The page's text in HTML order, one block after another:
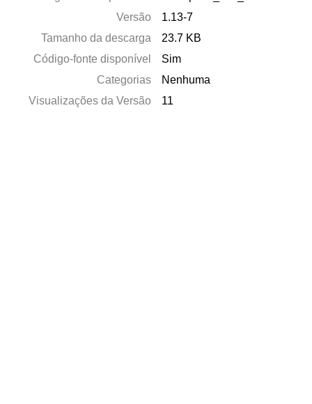
Versão
1.13-7
Tamanho da descarga
23.7 KB
Código-fonte disponível
Sim
Categorias
Nenhuma
Visualizações da Versão
11